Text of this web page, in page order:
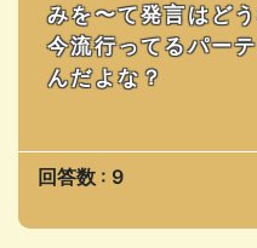
みを〜て発言はど
今流行ってるパー
んだよな？
回答数 : 9